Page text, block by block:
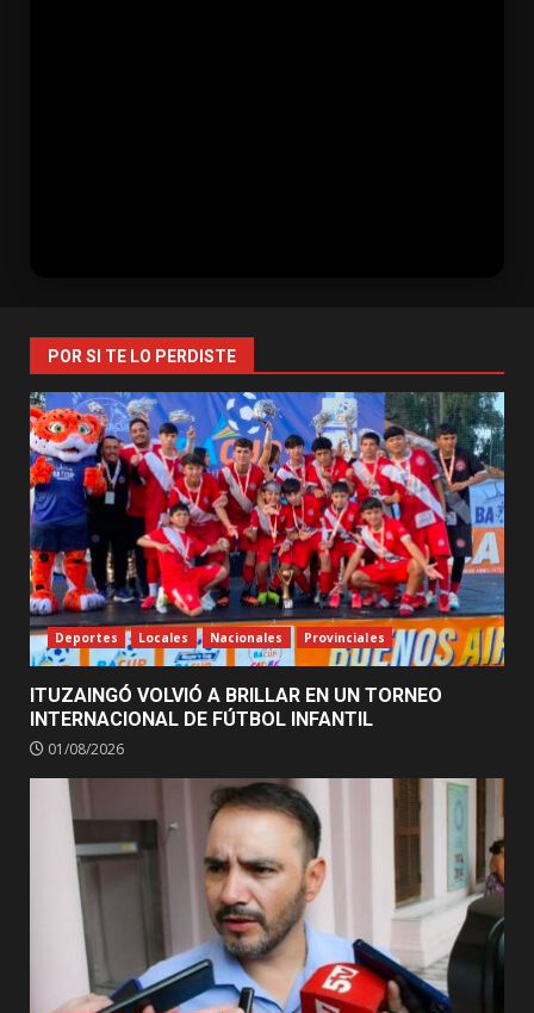
POR SI TE LO PERDISTE
Deportes Locales Nacionales Provinciales
ITUZAINGÓ VOLVIÓ A BRILLAR EN UN TORNEO
INTERNACIONAL DE FÚTBOL INFANTIL
01/08/2026